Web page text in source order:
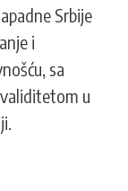
Srbije
i
sa
u